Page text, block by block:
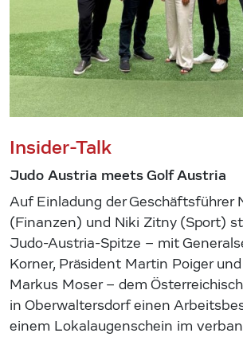
Insider-Talk
Judo Austria meets Golf Austria
Auf Einladung der Geschäftsführer
(Finanzen) und Niki Zitny (Sport)
Judo-Austria-Spitze – mit
Korner, Präsident Martin Poiger
Markus Moser – dem
in Oberwaltersdorf einen
einem Lokalaugenschein im